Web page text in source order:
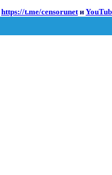
https://t.me/censorunet и